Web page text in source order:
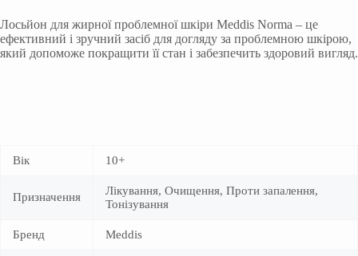
Лосьйон для жирної проблемної шкіри Meddis Norma – це
ефективний і зручний засіб для догляду за проблемною шкірою,
який допоможе покращити її стан і забезпечить здоровий вигляд.
Вік 10+
Призначення
Лікування, Очищення, Проти запалення,
Тонізування
Бренд Meddis